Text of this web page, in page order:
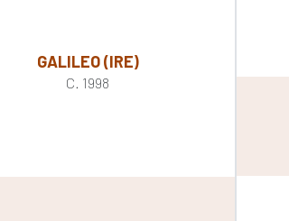
GALILEO (IRE)
C. 1998